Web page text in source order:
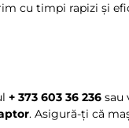
cu timpi rapizi și
+ 373 603 36 236 sau
. Asigură-ți că